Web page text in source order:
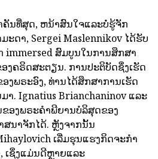
ຄັນທີ່ສຸດ, ຫນ້າສົນໃຈແລະບໍ່ຮູ້ຈັກ
ະດາ, Sergei Maslennikov ໄດ້ຮັບ
immersed ສົມບູນໃນການສຶກສາ
ງຄຣິດສະຕຽນ. ການປະຕິບັດຊຶ່ງເຮັດ
ງພຣະອົງ, ທ່ານໄດ້ສຶກສາການເຮັດ
າ. Ignatius Brianchaninov ແລະ
ອງພຣະຄໍາພີຍານບໍລິສຸດຂອງ
ນາຈັກໄດ້. ຫຼັງຈາກນັ້ນ
ເລີ່ມຮຸນແຮງກິດຈະກໍາ
ເຊິ່ງແມ່ນດີຫຼາຍແລະ